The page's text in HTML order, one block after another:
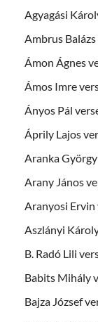
Agyagási
Ambrus
Ámon Ágnes
Ámos Imre
Ányos Pál
Áprily Lajos
Aranka
Arany János
Aranyosi Ervin
Aszlányi
B. Radó Lili
Babits Mihály
Bajza József